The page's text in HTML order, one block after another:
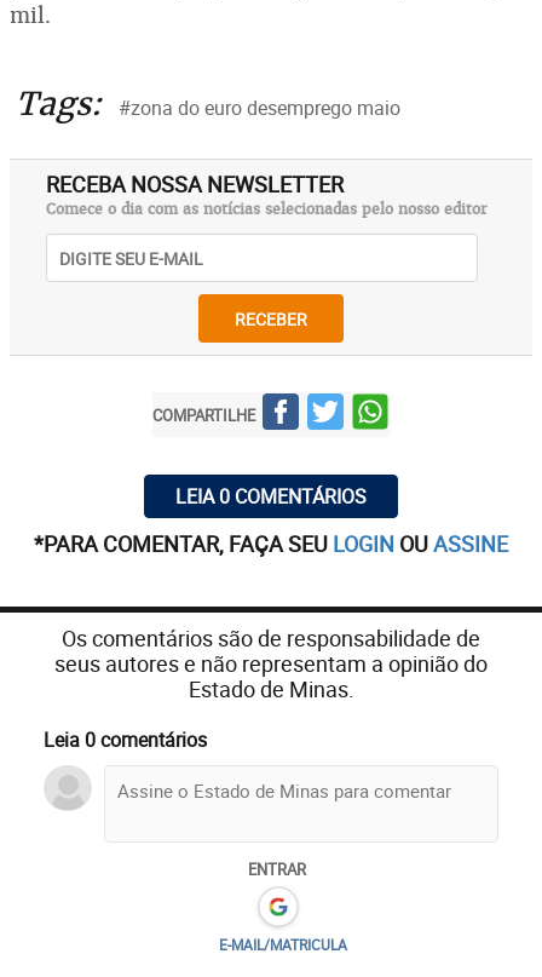
mil.
Tags: #zona do euro desemprego maio
RECEBA NOSSA NEWSLETTER
Comece o dia com as notícias selecionadas pelo nosso editor
RECEBER
COMPARTILHE
LEIA 0 COMENTÁRIOS
*PARA COMENTAR, FAÇA SEU LOGIN OUASSINE
Os comentários são de responsabilidade de
seus autores e não representam a opinião do
Estado de Minas.
Leia 0 comentários
ENTRAR
E-MAIL/MATRICULA